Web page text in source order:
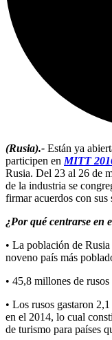
(Rusia).- Están ya
participen en MITT
Rusia. Del 23 al 26 de
de la industria se
firmar acuerdos con
¿Por qué centrarse en
• La población de
noveno país más
• 45,8 millones de
• Los rusos gastaron
en el 2014, lo cual
de turismo para países